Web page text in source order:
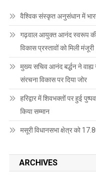
वैश्विक संस्कृत अनुसंधान में
गढ़वाल आयुक्त आनंद स्वरूप की
विकास प्रस्तावों को मिली मंजूरी
मुख्य सचिव आनंद बर्द्धन ने
संरचना विकास पर दिया जोर
हरिद्वार में शिवभक्तों पर हुई
किया सम्मान
मसूरी विधानसभा क्षेत्र को
ARCHIVES